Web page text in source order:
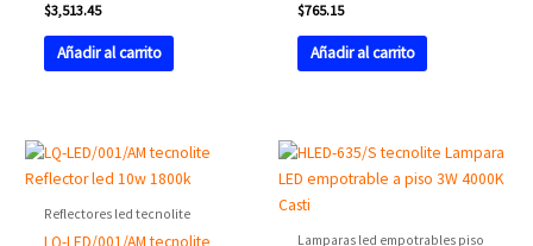
$3,513.45
Añadir al carrito
$765.15
Añadir al carrito
Reflectores led tecnolite
Lamparas led empotrables piso